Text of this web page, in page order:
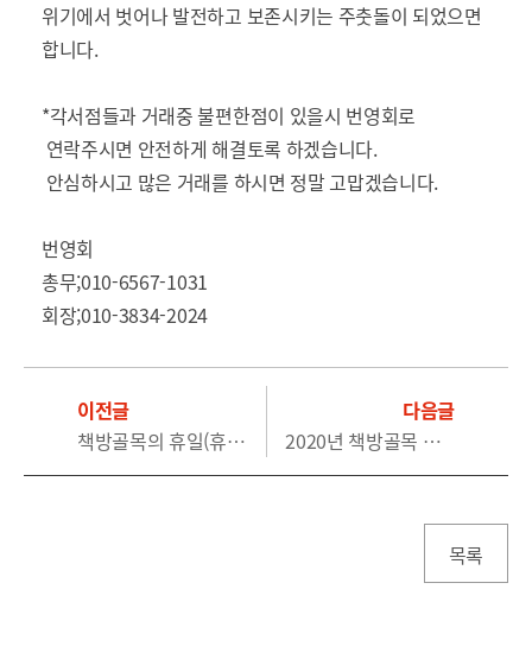
위기에서 벗어나 발전하고 보존시키는 주춧돌이 되었으면
합니다.
*각서점들과 거래중 불편한점이 있을시 번영회로
연락주시면 안전하게 해결토록 하겠습니다.
안심하시고 많은 거래를 하시면 정말 고맙겠습니다.
번영회
총무;010-6567-1031
회장;010-3834-2024
다음글
2020년 책방골목 문화축제 취소
이전글
책방골목의 휴일(휴무)을 공지합니다.
목록